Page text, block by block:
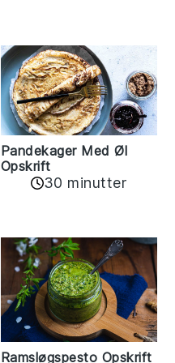
Pandekager Med Øl
Opskrift
30 minutter
Ramsløgspesto Opskrift